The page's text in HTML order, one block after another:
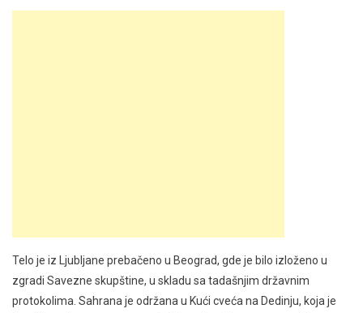
Telo je iz Ljubljane prebačeno u Beograd, gde je bilo izloženo u
zgradi Savezne skupštine, u skladu sa tadašnjim državnim
protokolima. Sahrana je održana u Kući cveća na Dedinju, koja je